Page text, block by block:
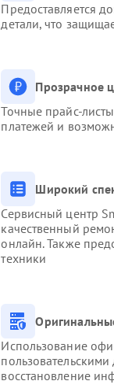
Предоставляется
детали, что
Прозрачное
Точные прайс-
платежей и
Широкий
Сервисный центр
качественный
онлайн. Также
техники
Использование
восстановление